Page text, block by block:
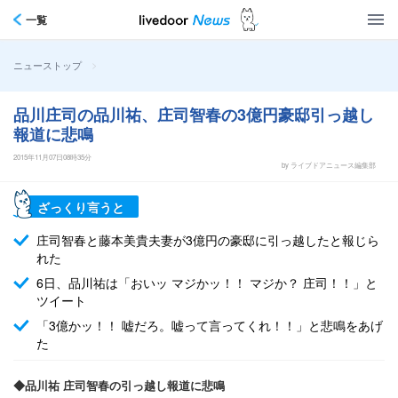
一覧
ニューストップ >
品川庄司の品川祐、庄司智春の3億円豪邸引っ越し
報道に悲鳴
2015年11月07日08時35分
by ライブドアニュース編集部
ざっくり言うと
庄司智春と藤本美貴夫妻が3億円の豪邸に引っ越したと報じら
れた
6日、品川祐は「おいッ マジかッ！！ マジか？ 庄司！！」と
ツイート
「3億かッ！！ 嘘だろ。嘘って言ってくれ！！」と悲鳴をあげ
た
◆品川祐 庄司智春の引っ越し報道に悲鳴